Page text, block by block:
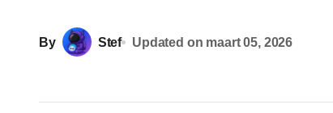
By Stef Updated on maart 05, 2026